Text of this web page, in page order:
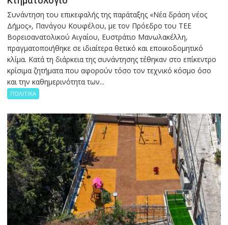
Συνάντηση του επικεφαλής της παράταξης «Νέα δράση νέος
Δήμος», Πανάγου Κουφέλου, με τον Πρόεδρο του ΤΕΕ
Βορειοανατολικού Αιγαίου, Ευστράτιο Μανωλακέλλη,
πραγματοποιήθηκε σε ιδιαίτερα θετικό και εποικοδομητικό
κλίμα. Κατά τη διάρκεια της συνάντησης τέθηκαν στο επίκεντρο
κρίσιμα ζητήματα που αφορούν τόσο τον τεχνικό κόσμο όσο
και την καθημερινότητα των...
ΠΟΛΙΤΙΚΑ